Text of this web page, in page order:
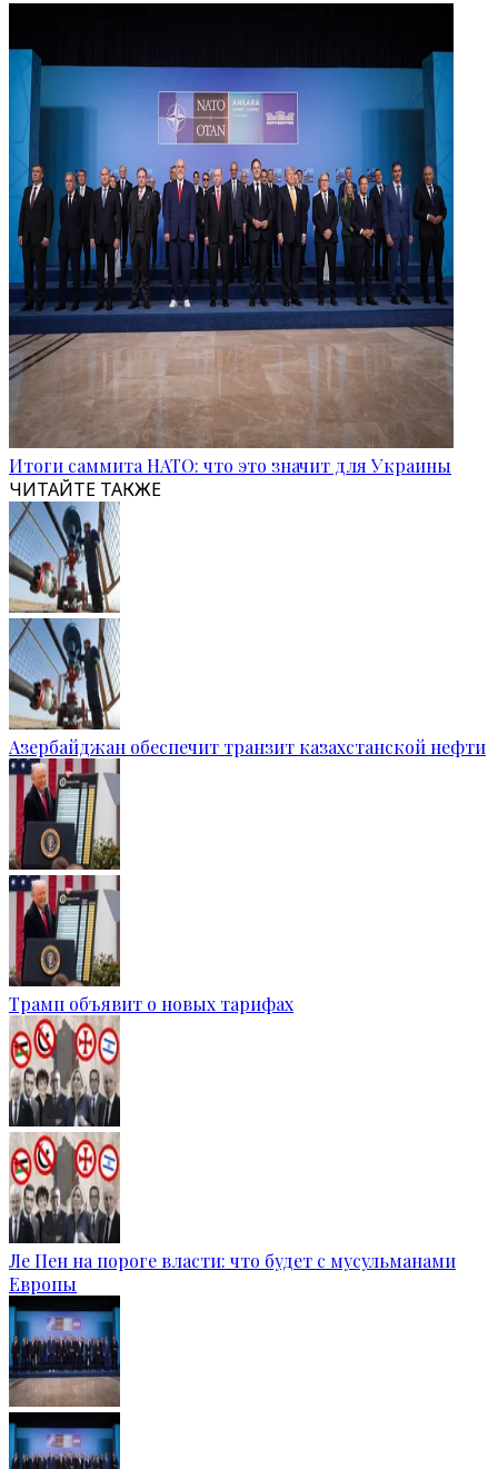
Итоги саммита НАТО: что это значит для Украины
ЧИТАЙТЕ ТАКЖЕ
Азербайджан обеспечит транзит казахстанской нефти
Трамп объявит о новых тарифах
Ле Пен на пороге власти: что будет с мусульманами
Европы